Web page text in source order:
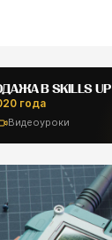
В SKILLS UP
года
Видеоуроки